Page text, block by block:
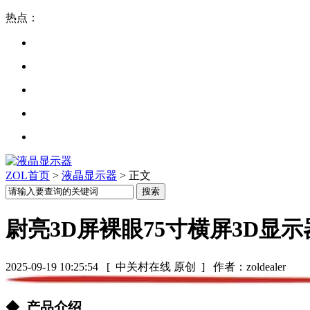
热点：
ZOL首页 > 液晶显示器 > 正文
尉亮3D屏裸眼75寸横屏3D显示
2025-09-19 10:25:54 [ 中关村在线 原创 ] 作者：zoldealer